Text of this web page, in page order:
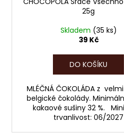
25g
Skladem (35 ks)
39 Kč
DO KOŠÍKU
MLÉČNÁ ČOKOLÁDA z
belgické čokolády.
kakaové sušiny 32 %.
trvanlivost: 06/2027